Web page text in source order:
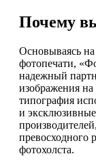
Почему
Основываясь
фотопечати,
надежный
изображения на
типография
и
превосходного
фотохолста.